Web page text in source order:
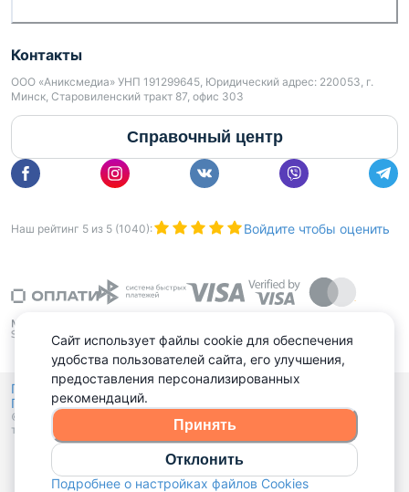
Контакты
ООО «Аниксмедиа» УНП 191299645, Юридический адрес: 220053, г.
Минск, Старовиленский тракт 87, офис 303
Справочный центр
Наш рейтинг 5 из 5 (1040): Войдите чтобы оценить
Политика конфиденциальности,
Политика обработки файлов куки
© 2015 - 2026, Domovita.by. Копирование материалов допускается
только при наличии активной ссылки.
Сайт использует файлы cookie для обеспечения
удобства пользователей сайта, его улучшения,
предоставления персонализированных
рекомендаций.
Принять
Отклонить
Подробнее о настройках файлов Cookies